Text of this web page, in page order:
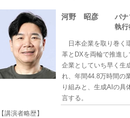
河野 昭彦
パ
執行
日本企業を取り巻く
革とDXを両輪で推進
企業としていち早く生
れ、年間44.8万時間の
り組みと、生成AIの具
言する。
講演者略歴】